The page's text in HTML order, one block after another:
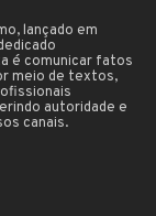
lançado em
é comunicar fatos
meio de textos,
autoridade e
canais.